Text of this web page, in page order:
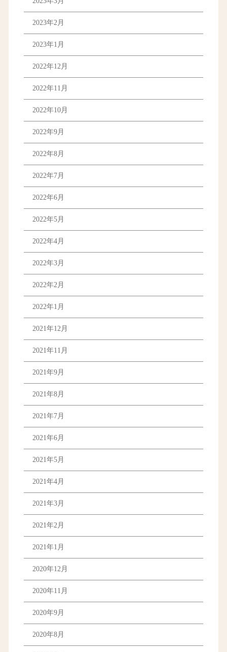
2023年2月
2023年1月
2022年12月
2022年11月
2022年10月
2022年9月
2022年8月
2022年7月
2022年6月
2022年5月
2022年4月
2022年3月
2022年2月
2022年1月
2021年12月
2021年11月
2021年9月
2021年8月
2021年7月
2021年6月
2021年5月
2021年4月
2021年3月
2021年2月
2021年1月
2020年12月
2020年11月
2020年9月
2020年8月